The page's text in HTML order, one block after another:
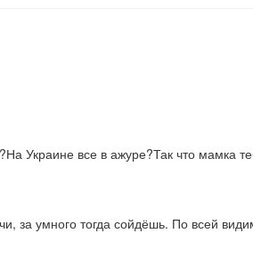
Украине все в ажуре?Так что мамка
за умного тогда сойдёшь. По всей